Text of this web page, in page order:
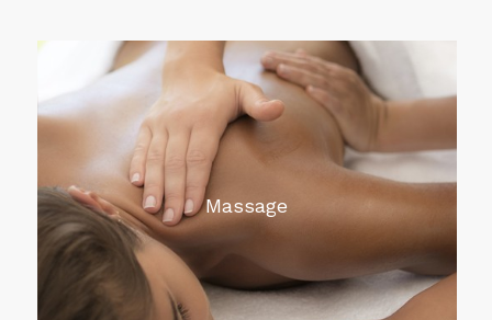
Massage